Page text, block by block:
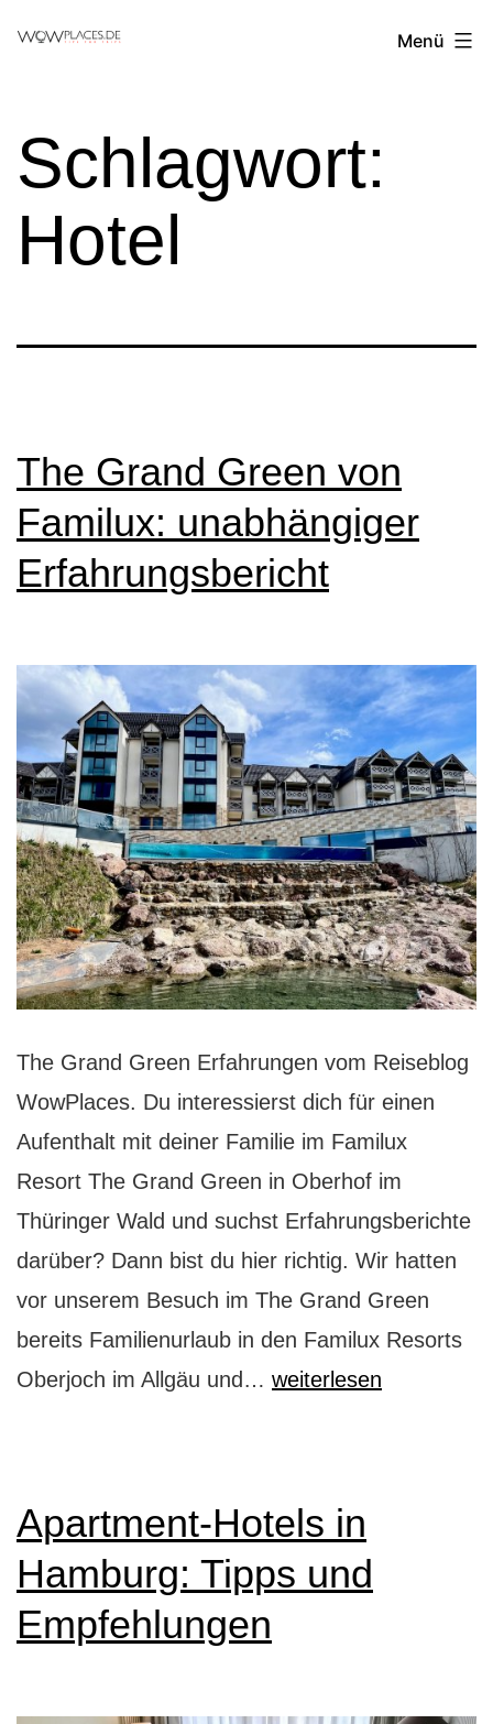
Reiseblog
Menü
Schlagwort:
Hotel
The Grand Green von
Familux: unabhängiger
Erfahrungsbericht
The Grand Green Erfahrungen vom Reiseblog
WowPlaces. Du interessierst dich für einen
Aufenthalt mit deiner Familie im Familux
Resort The Grand Green in Oberhof im
Thüringer Wald und suchst Erfahrungsberichte
darüber? Dann bist du hier richtig. Wir hatten
vor unserem Besuch im The Grand Green
bereits Familienurlaub in den Familux Resorts
Oberjoch im Allgäu und… The
Familux:
unabhängiger
weiterlesen
Apartment-Hotels in
Hamburg: Tipps und
Empfehlungen